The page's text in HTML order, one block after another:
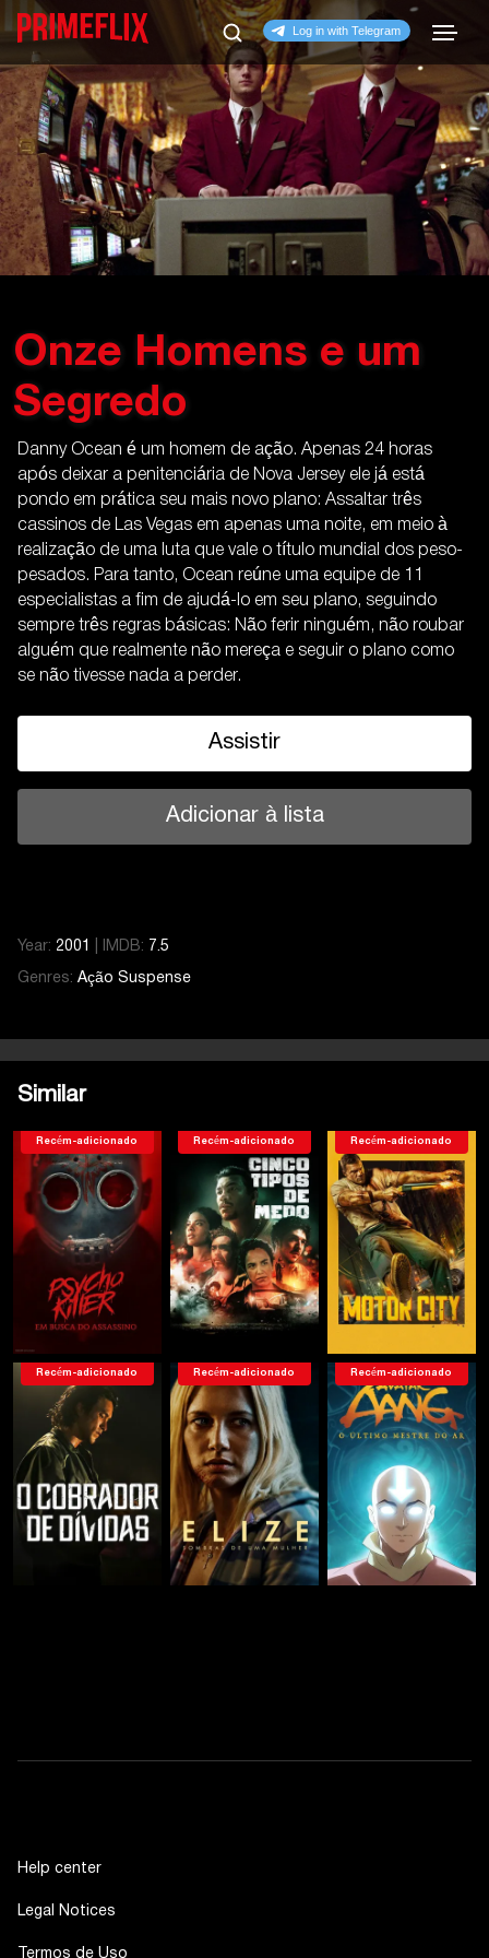
Onze Homens e um
Segredo
Danny Ocean é um homem de ação. Apenas 24 horas
após deixar a penitenciária de Nova Jersey ele já está
pondo em prática seu mais novo plano: Assaltar três
cassinos de Las Vegas em apenas uma noite, em meio à
realização de uma luta que vale o título mundial dos peso-
pesados. Para tanto, Ocean reúne uma equipe de 11
especialistas a fim de ajudá-lo em seu plano, seguindo
sempre três regras básicas: Não ferir ninguém, não roubar
alguém que realmente não mereça e seguir o plano como
se não tivesse nada a perder.
Assistir
Adicionar à lista
Year: 2001 IMDB: 7.5
Genres: Ação Suspense
Similar
Recém-adicionado Recém-adicionado Recém-adicionado
Recém-adicionado Recém-adicionado Recém-adicionado
Help center
Legal Notices
Termos de Uso